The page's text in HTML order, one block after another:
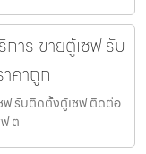
าร ขายตู้เซฟ รับ
คาถูก
ฟ รับติดตั้งตู้เซฟ ติดต่อ
ต